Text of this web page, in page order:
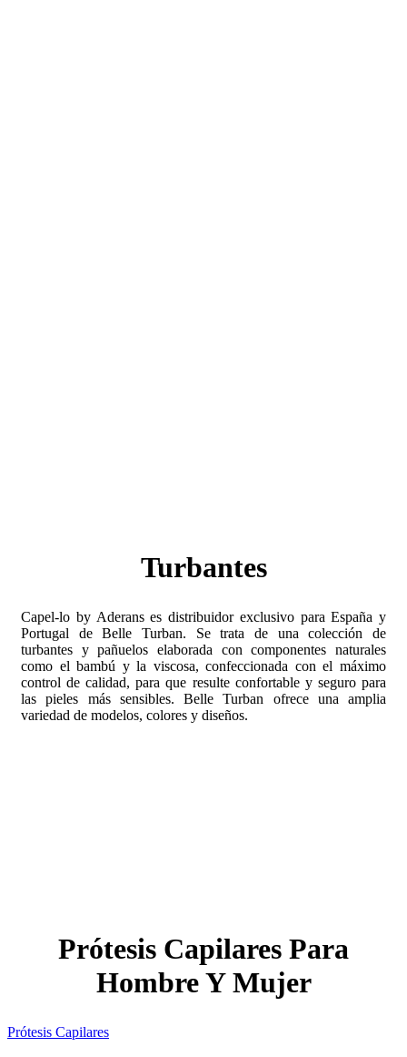
Turbantes
Capel-lo by Aderans es distribuidor exclusivo para España y
Portugal de Belle Turban. Se trata de una colección de
turbantes y pañuelos elaborada con componentes naturales
como el bambú y la viscosa, confeccionada con el máximo
control de calidad, para que resulte confortable y seguro para
las pieles más sensibles. Belle Turban ofrece una amplia
variedad de modelos, colores y diseños.
Prótesis Capilares Para
Hombre Y Mujer
Prótesis Capilares